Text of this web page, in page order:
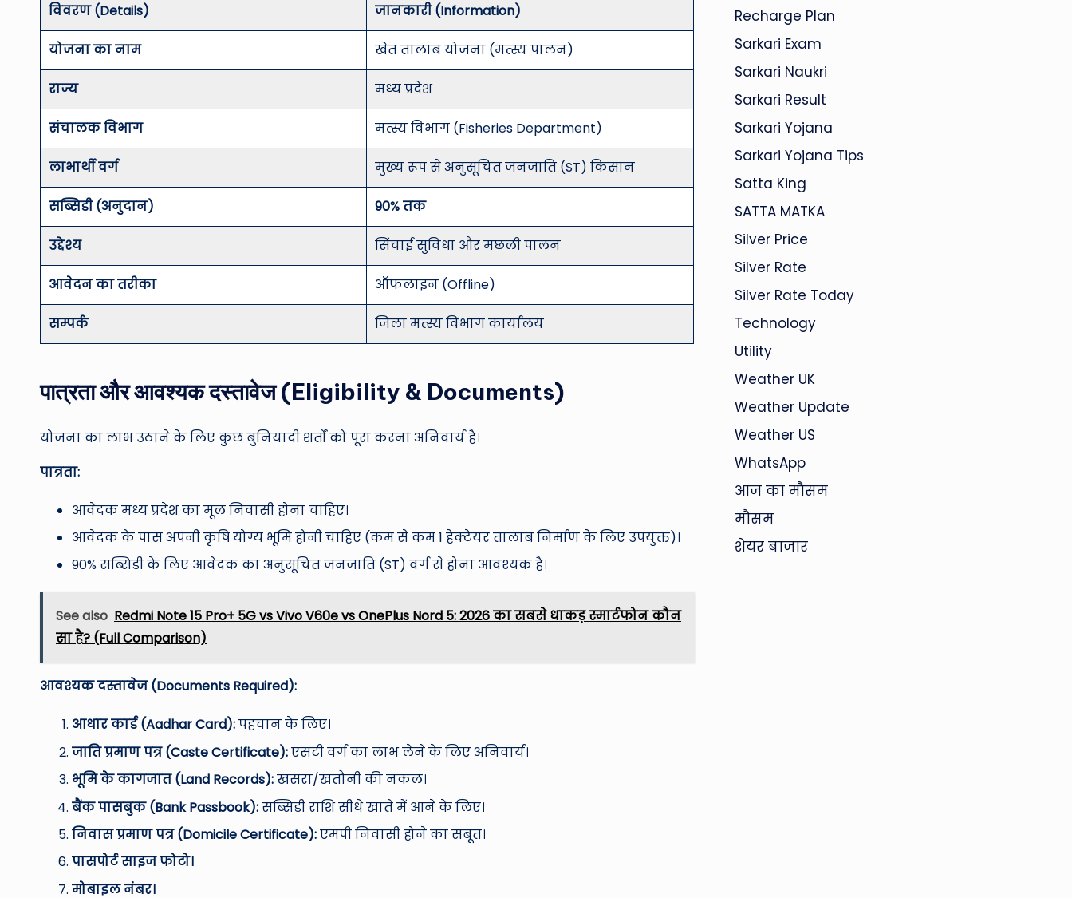
विवरण (Details) जानकारी (Information)
योजना का नाम खेत तालाब योजना (मत्स्य पालन)
राज्य मध्य प्रदेश
संचालक विभाग मत्स्य विभाग (Fisheries Department)
लाभार्थी वर्ग मुख्य रूप से अनुसूचित जनजाति (ST) किसान
सब्सिडी (अनुदान) 90% तक
उद्देश्य सिंचाई सुविधा और मछली पालन
आवेदन का तरीका ऑफलाइन (Offline)
सम्पर्क जिला मत्स्य विभाग कार्यालय
पात्रता और आवश्यक दस्तावेज (Eligibility & Documents)
योजना का लाभ उठाने के लिए कुछ बुनियादी शर्तों को पूरा करना अनिवार्य है।
पात्रता:
आवेदक मध्य प्रदेश का मूल निवासी होना चाहिए।
आवेदक के पास अपनी कृषि योग्य भूमि होनी चाहिए (कम से कम 1 हेक्टेयर तालाब निर्माण के लिए उपयुक्त)।
90% सब्सिडी के लिए आवेदक का अनुसूचित जनजाति (ST) वर्ग से होना आवश्यक है।
See also Redmi Note 15 Pro+ 5G vs Vivo V60e vs OnePlus Nord 5: 2026 का सबसे धाकड़ स्मार्टफोन कौन
सा है? (Full Comparison)
आवश्यक दस्तावेज (Documents Required):
आधार कार्ड (Aadhar Card):पहचान के लिए।
जाति प्रमाण पत्र (Caste Certificate):एसटी वर्ग का लाभ लेने के लिए अनिवार्य।
भूमि के कागजात (Land Records):खसरा/खतौनी की नकल।
बैंक पासबुक (Bank Passbook):सब्सिडी राशि सीधे खाते में आने के लिए।
निवास प्रमाण पत्र (Domicile Certificate):एमपी निवासी होने का सबूत।
पासपोर्ट साइज फोटो।
मोबाइल नंबर।
Recharge Plan
Sarkari Exam
Sarkari Naukri
Sarkari Result
Sarkari Yojana
Sarkari Yojana Tips
Satta King
SATTA MATKA
Silver Price
Silver Rate
Silver Rate Today
Technology
Utility
Weather UK
Weather Update
Weather US
WhatsApp
आज का मौसम
मौसम
शेयर बाजार